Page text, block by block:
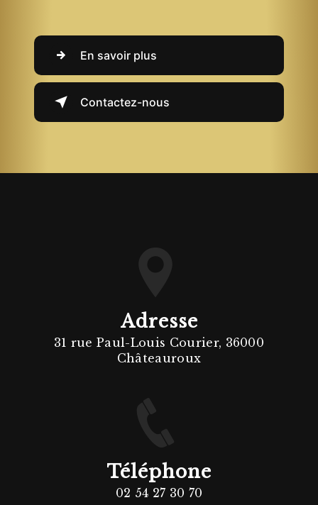
En savoir plus
Contactez-nous
Adresse
31 rue Paul-Louis Courier, 36000
Châteauroux
Téléphone
02 54 27 30 70